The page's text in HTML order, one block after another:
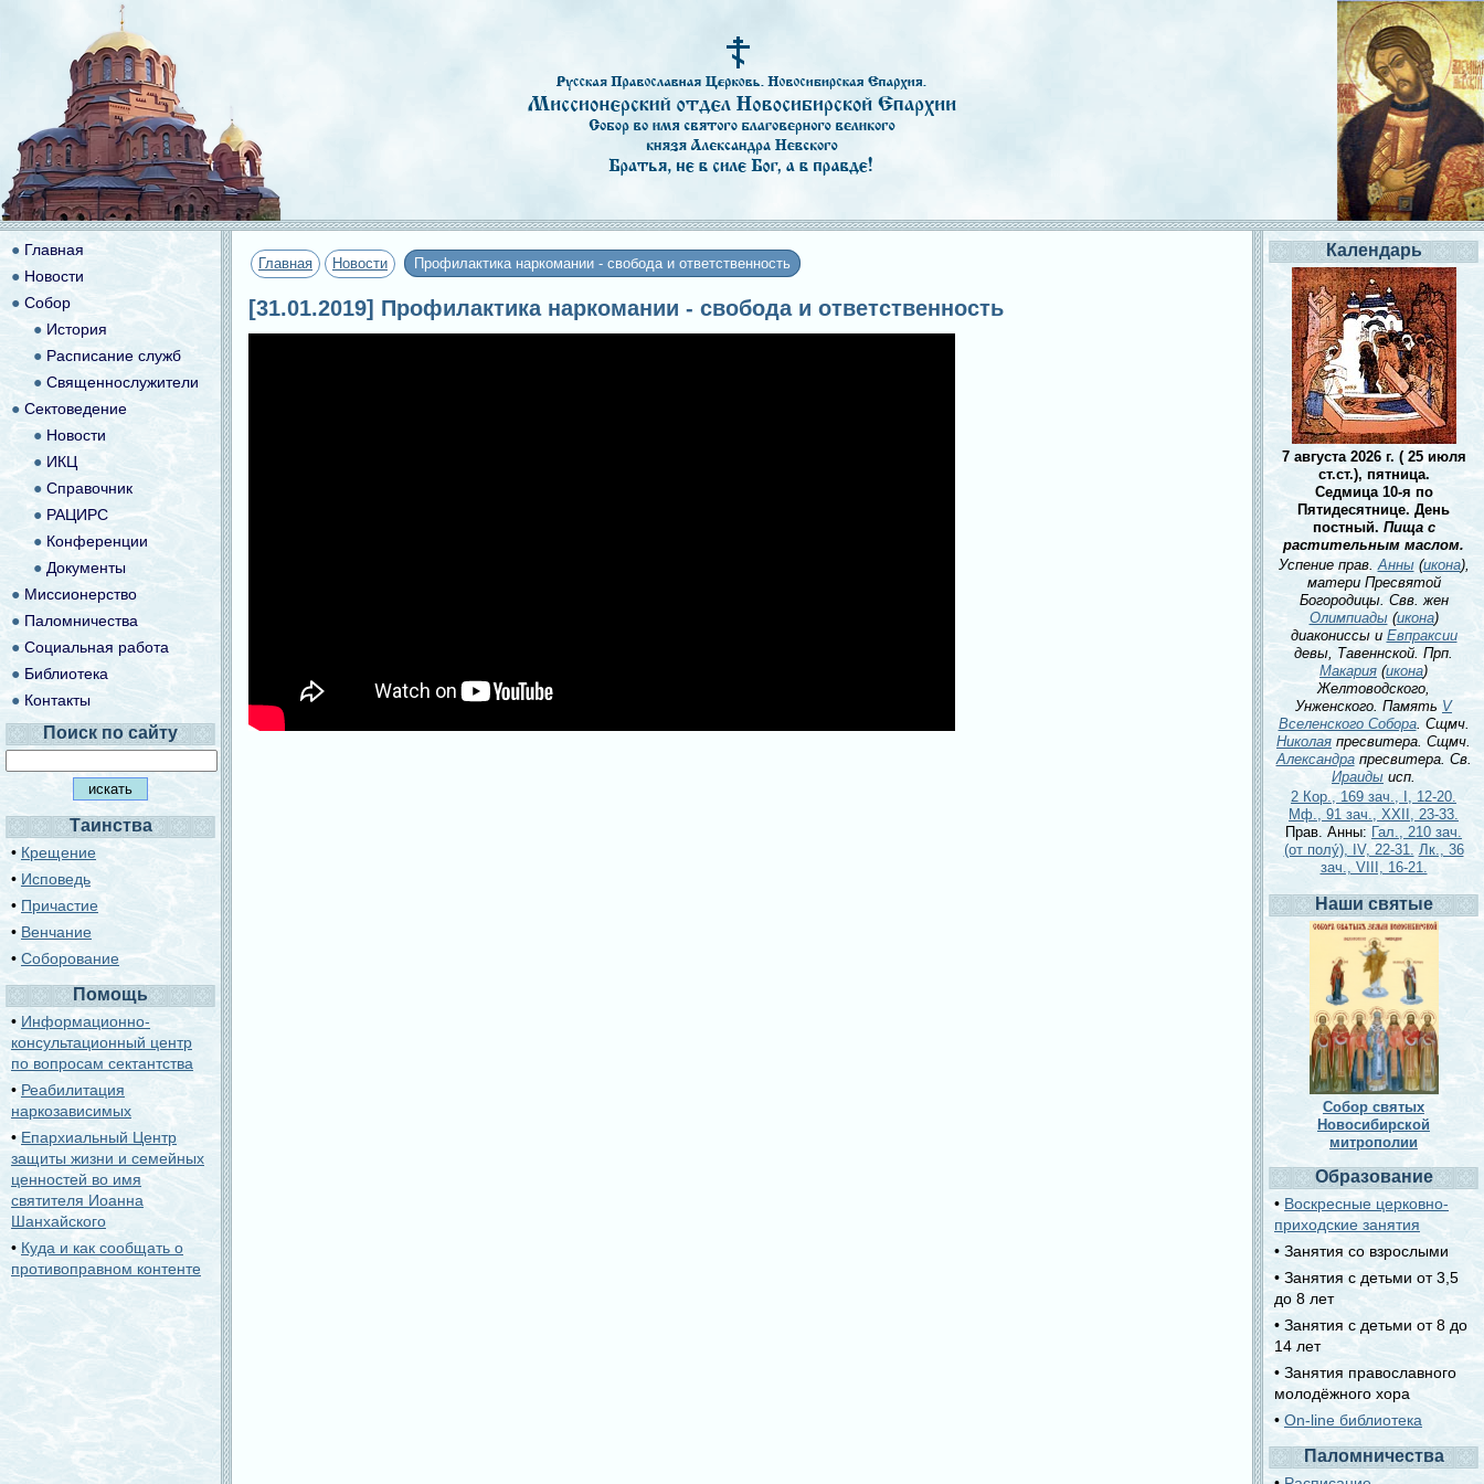
Главная Новости Профилактика наркомании - свобода и ответственность
[31.01.2019] Профилактика наркомании - свобода и ответственность
● Главная
● Новости
● Собор
● История
● Расписание служб
● Священнослужители
● Сектоведение
● Новости
●ИКЦ
● Справочник
● РАЦИРС
● Конференции
● Документы
●Миссионерство
● Паломничества
●Социальная работа
● Библиотека
● Контакты
Поиск по сайту
Таинства
• Крещение
• Исповедь
• Причастие
• Венчание
• Соборование
Помощь
• Информационно-
консультационный центр
по вопросам сектантства
•Реабилитация
наркозависимых
•Епархиальный Центр
защиты жизни и семейных
ценностей во имя
святителя Иоанна
Шанхайского
• Куда и как сообщать о
противоправном контенте
Календарь
7 августа 2026 г. ( 25 июля
ст.ст.), пятница.
Седмица 10-я по
Пятидесятнице. День
постный. Пища с
растительным маслом.
Успение прав.Анны(икона),
матери Пресвятой
Богородицы. Свв. жен
Олимпиады(икона)
диакониссы и Евпраксии
девы, Тавеннской. Прп.
Макария (икона)
Желтоводского,
Унженского. Память V
Вселенского Собора. Сщмч.
Николая пресвитера. Сщмч.
Александрапресвитера. Св.
Ираиды исп.
2 Кор., 169 зач., I, 12-20.
Мф., 91 зач., XXII, 23-33.
Прав. Анны: Гал., 210 зач.
(от полу́), IV, 22-31. Лк., 36
зач., VIII, 16-21.
Наши святые
Собор святых
Новосибирской
митрополии
Образование
• Воскресные церковно-
приходские занятия
• Занятия со взрослыми
• Занятия с детьми от 3,5
до 8 лет
• Занятия с детьми от 8 до
14 лет
• Занятия православного
молодёжного хора
• On-line библиотека
Паломничества